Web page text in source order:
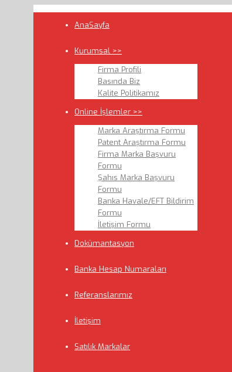
AnaSayfa
Kurumsal >>
Firma Profili
Basında Biz
Kalite Politikamız
Online İşlemler >>
Marka Araştırma Formu
Patent Araştırma Formu
Firma Marka Başvuru
Formu
Şahıs Marka Başvuru
Formu
Banka Havale/EFT Bildirim
Formu
İletişim Formu
Dokümantasyon
Banka Hesap Numaraları
Referanslarımız
İletişim
Satılık Markalar